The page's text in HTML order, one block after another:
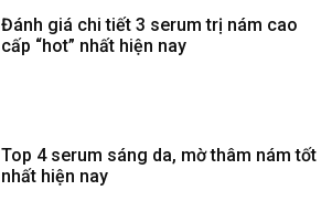
Đánh giá chi tiết 3 serum trị nám cao
cấp “hot” nhất hiện nay
Top 4 serum sáng da, mờ thâm nám tốt
nhất hiện nay